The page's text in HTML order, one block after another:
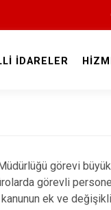
Avcılar
Bağcılar
İDARELER
görevi
görevli
ek ve